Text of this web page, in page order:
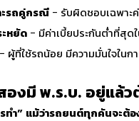
ะรถคู่กรณี - รับผิดชอบเฉพาะ
หยัด - มีค่าเบี้ยประกันต่ำที่สุด
- ผู้ที่ใช้รถน้อย มีความมั่นใจใน
องมี พ.ร.บ. อยู่แล้ว
ทำ” แม้ว่ารถยนต์ทุกคันจะต้